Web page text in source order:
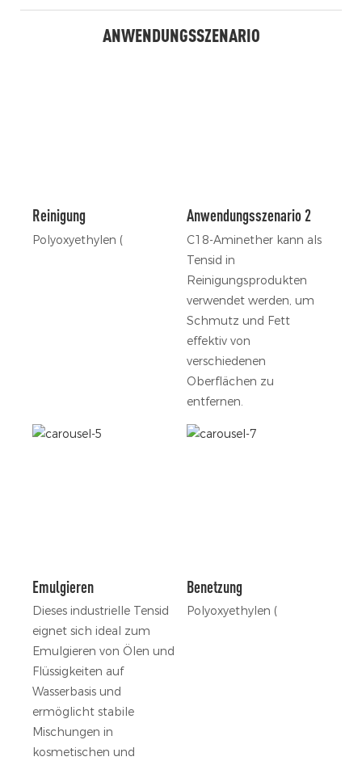
ANWENDUNGSSZENARIO
Reinigung
Polyoxyethylen (
Anwendungsszenario 2
C18-Aminether kann als
Tensid in
Reinigungsprodukten
verwendet werden, um
Schmutz und Fett
effektiv von
verschiedenen
Oberflächen zu
entfernen.
Emulgieren
Dieses industrielle Tensid
eignet sich ideal zum
Emulgieren von Ölen und
Flüssigkeiten auf
Wasserbasis und
ermöglicht stabile
Mischungen in
kosmetischen und
Benetzung
Polyoxyethylen (